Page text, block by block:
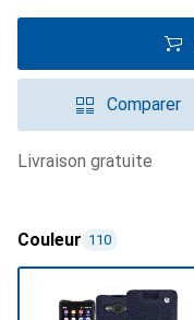
Comparer
livraison gratuite
Couleur 110